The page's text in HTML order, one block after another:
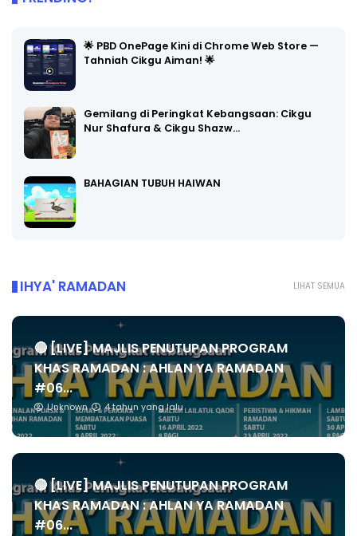
🌟 PBD OnePage Kini di Chrome Web Store —
Tahniah Cikgu Aiman! 🌟
Gemilang di Peringkat Kebangsaan: Cikgu
Nur Shafura & Cikgu Shazw…
BAHAGIAN TUBUH HAIWAN
LIHAT SEMUA
IHYA' RAMADAN
🔴 [LIVE] MAJLIS PENUTUPAN PROGRAM
KHAS RAMADAN : AHLAN YA RAMADAN
#06...
Unknown 4 tahun yang lalu
🔴 [LIVE] MAJLIS PENUTUPAN PROGRAM
KHAS RAMADAN : AHLAN YA RAMADAN
#06...